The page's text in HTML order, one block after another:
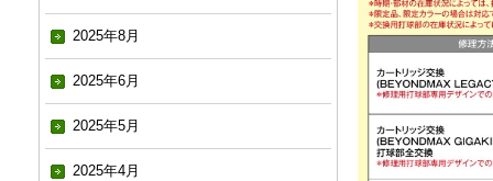
2025年8月
2025年6月
2025年5月
2025年4月